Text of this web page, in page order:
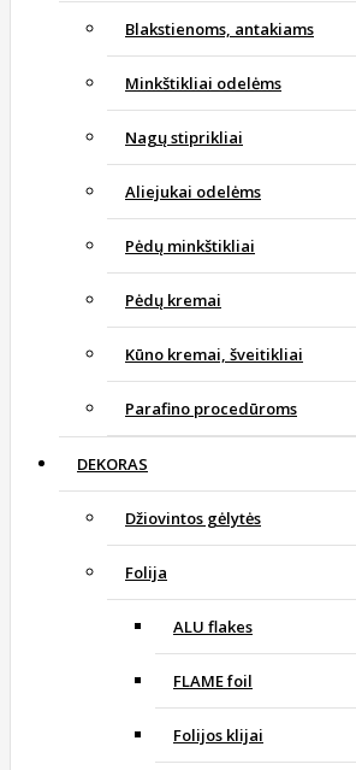
Blakstienoms, antakiams
Minkštikliai odelėms
Nagų stiprikliai
Aliejukai odelėms
Pėdų minkštikliai
Pėdų kremai
Kūno kremai, šveitikliai
Parafino procedūroms
DEKORAS
Džiovintos gėlytės
Folija
ALU flakes
FLAME foil
Folijos klijai